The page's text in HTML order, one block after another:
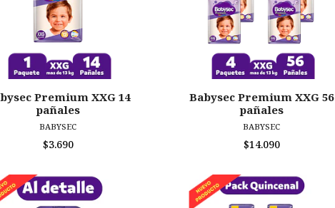
Premium XXG 14
pañales
BABYSEC
$3.690
Babysec Premium XXG 56
pañales
BABYSEC
$14.090